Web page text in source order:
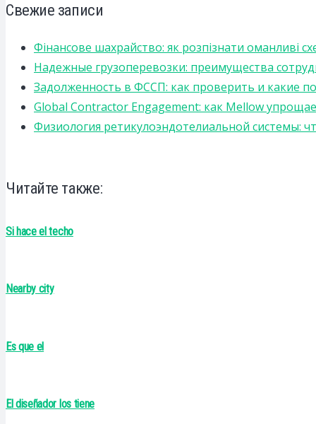
Свежие записи
Фінансове шахрайство: як розпізнати оманливі
Надежные грузоперевозки: преимущества
Задолженность в ФССП: как проверить и какие
Global Contractor Engagement: как Mellow
Физиология ретикулоэндотелиальной системы:
Читайте также:
Si hace el techo
Nearby city
Es que el
El diseñador los tiene